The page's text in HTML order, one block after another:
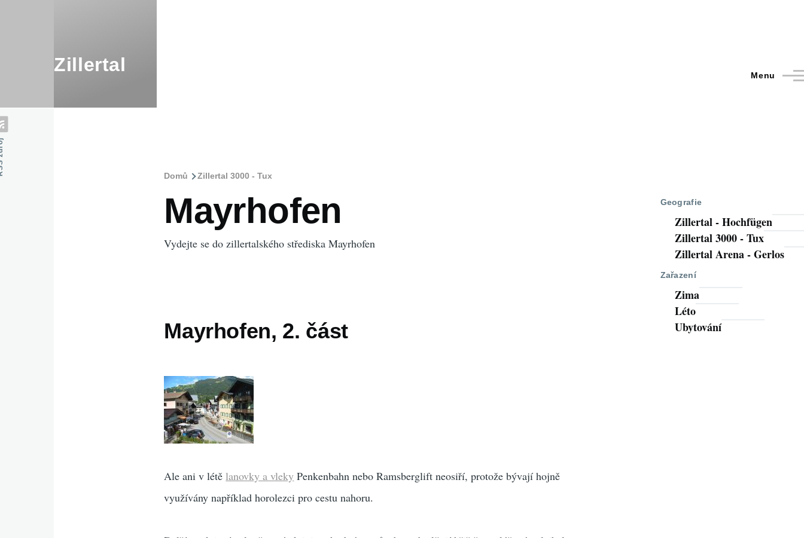
Zillertal Menu
navigace
Domů Zillertal 3000 - Tux
Mayrhofen
Vydejte se do zillertalského střediska Mayrhofen
Mayrhofen, 2. část
Ale ani v létělanovky a vleky Penkenbahn nebo Ramsberglift neosiří, protože bývají hojně
využívány například horolezci pro cestu nahoru.
Geografie
Zillertal - Hochfügen
Zillertal 3000 - Tux
Zillertal Arena - Gerlos
Zařazení
Zima
Léto
Ubytování